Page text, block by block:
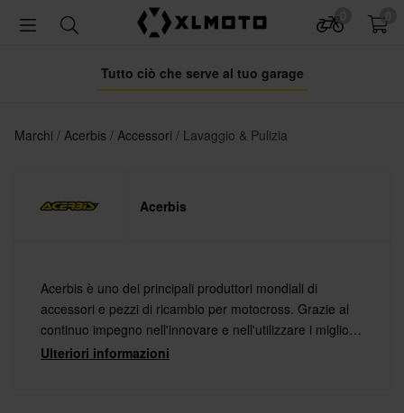
Tutto ciò che serve al tuo garage
Marchi Acerbis Accessori Lavaggio & Pulizia
Acerbis
Acerbis è uno dei principali produttori mondiali di
accessori e pezzi di ricambio per motocross. Grazie al
continuo impegno nell'innovare e nell'utilizzare i migliori
materiali abbinati alle tecnologie più avanzate, Acerbis
Ulteriori informazioni